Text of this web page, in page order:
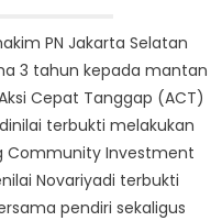
PN Jakarta Selatan
3 tahun kepada mantan
Cepat Tanggap (ACT)
terbukti melakukan
Community Investment
Novariyadi terbukti
pendiri sekaligus